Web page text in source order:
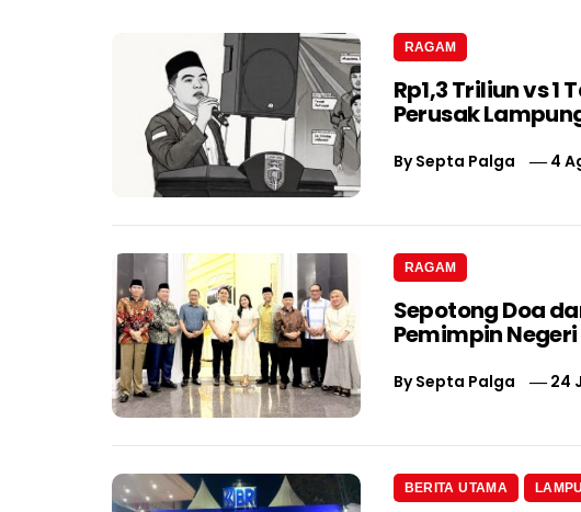
RAGAM
Rp1,3 Triliun vs 1
Perusak
BySepta Palga 4
RAGAM
Sepotong Doa
Pemimpin
BySepta Palga 24
BERITA UTAMA